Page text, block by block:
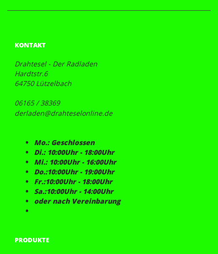
KONTAKT
Drahtesel - Der Radladen
Hardtstr.6
64750 Lützelbach
06165 / 38369
derladen@drahteselonline.de
Mo.: Geschlossen
Di.: 10:00Uhr - 18:00Uhr
Mi.: 10:00Uhr - 16:00Uhr
Do.:10:00Uhr - 19:00Uhr
Fr.:10:00Uhr - 18:00Uhr
Sa.:10:00Uhr - 14:00Uhr
oder nach Vereinbarung
PRODUKTE